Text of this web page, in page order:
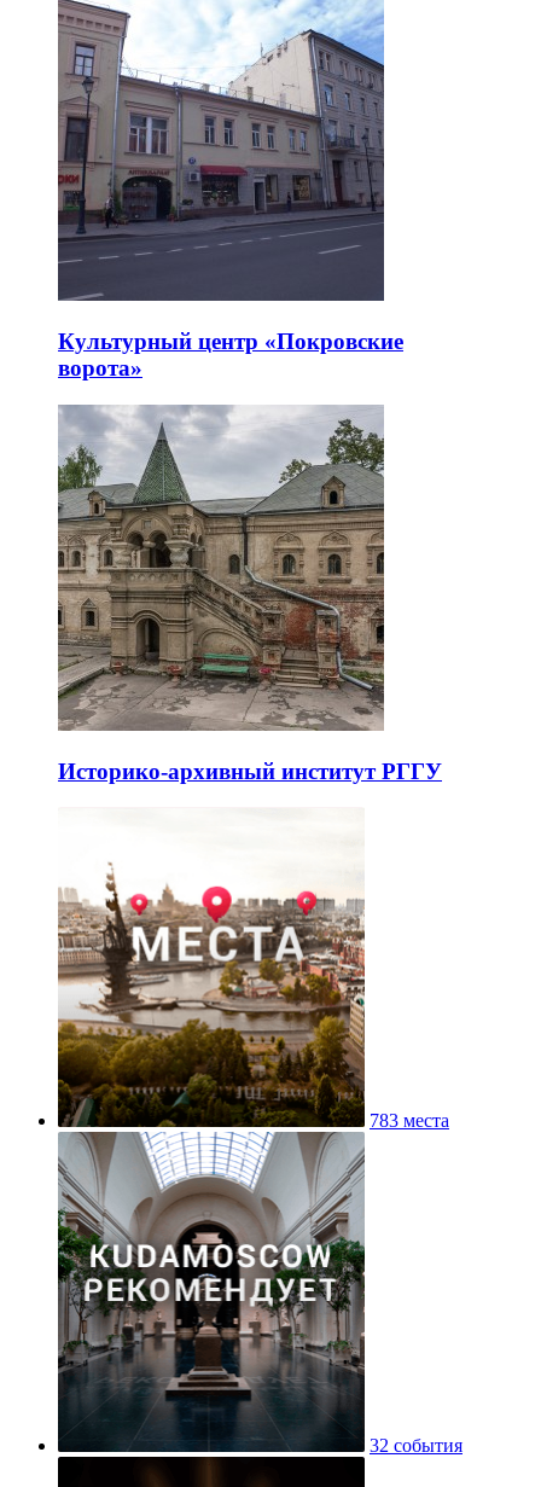
Культурный центр «Покровские
ворота»
Историко-архивный институт РГГУ
783 места
32 события